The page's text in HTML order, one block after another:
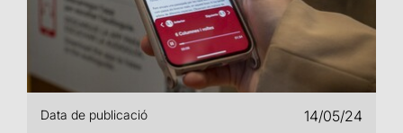
Data de publicació
14/05/24